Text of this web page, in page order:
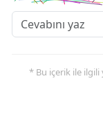
* Bu içerik ile ilgili